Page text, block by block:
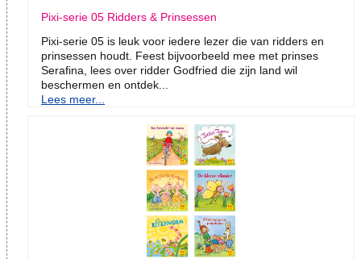
Pixi-serie 05 Ridders & Prinsessen
Pixi-serie 05 is leuk voor iedere lezer die van ridders en
prinsessen houdt. Feest bijvoorbeeld mee met prinses
Serafina, lees over ridder Godfried die zijn land wil
beschermen en ontdek...
Lees meer...